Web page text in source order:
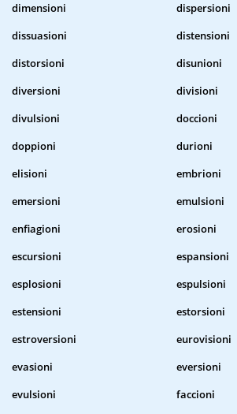
dimensioni
dispersioni
dissuasioni
distensioni
distorsioni
disunioni
diversioni
divisioni
divulsioni
doccioni
doppioni
durioni
elisioni
embrioni
emersioni
emulsioni
enfiagioni
erosioni
escursioni
espansioni
esplosioni
espulsioni
estensioni
estorsioni
estroversioni
eurovisioni
evasioni
eversioni
evulsioni
faccioni